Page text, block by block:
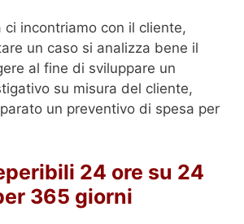
ci incontriamo con il cliente,
un caso si analizza bene il
al fine di sviluppare un
su misura del cliente,
un preventivo di spesa per
24 ore su 24
365 giorni